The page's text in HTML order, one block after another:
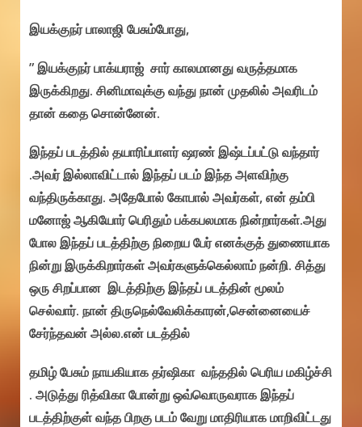
இயக்குநர் பாலாஜி பேசும்போது,
” இயக்குநர் பாக்யராஜ் சார் காலமானது வருத்தமாக
இருக்கிறது. சினிமாவுக்கு வந்து நான் முதலில் அவரிடம்
தான் கதை சொன்னேன்.
இந்தப் படத்தில் தயாரிப்பாளர் ஷரண் இஷ்டப்பட்டு வந்தார்
.அவர் இல்லாவிட்டால் இந்தப் படம் இந்த அளவிற்கு
வந்திருக்காது. அதேபோல் கோபால் அவர்கள், என் தம்பி
மனோஜ் ஆகியோர் பெரிதும் பக்கபலமாக நின்றார்கள்.அது
போல இந்தப் படத்திற்கு நிறைய பேர் எனக்குத் துணையாக
நின்று இருக்கிறார்கள் அவர்களுக்கெல்லாம் நன்றி. சித்து
ஒரு சிறப்பான இடத்திற்கு இந்தப் படத்தின் மூலம்
செல்வார். நான் திருநெல்வேலிக்காரன்,சென்னையைச்
சேர்ந்தவன் அல்ல.என் படத்தில்
தமிழ் பேசும் நாயகியாக தர்ஷிகா வந்ததில் பெரிய மகிழ்ச்சி
. அடுத்து ரித்விகா போன்று ஒவ்வொருவராக இந்தப்
படத்திற்குள் வந்த பிறகு படம் வேறு மாதிரியாக மாறிவிட்டது